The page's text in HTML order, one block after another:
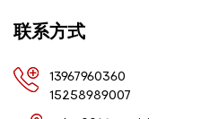
联系方式
13967960360
15258989007